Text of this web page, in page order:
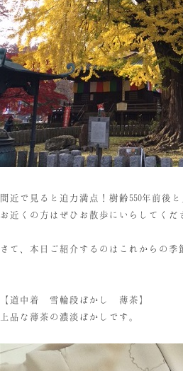
間近で見ると迫力満点！樹齢550年前後
お近くの方はぜひお散歩にいらしてくだ
さて、本日ご紹介するのはこれからの
【道中着 雪輪段ぼかし 薄茶】
上品な薄茶の濃淡ぼかしです。